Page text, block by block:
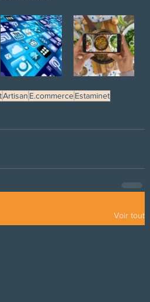
Artisan E.commerce Estaminet
Voir tout